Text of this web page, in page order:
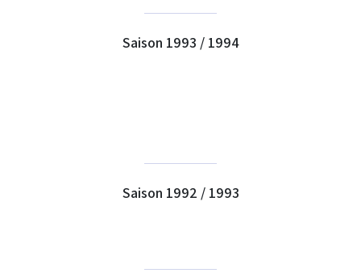
Saison 1993 / 1994
Saison 1992 / 1993